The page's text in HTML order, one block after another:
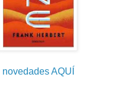
AQUÍ